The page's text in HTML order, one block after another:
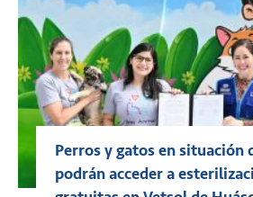
Perros y gatos en situación
podrán acceder a